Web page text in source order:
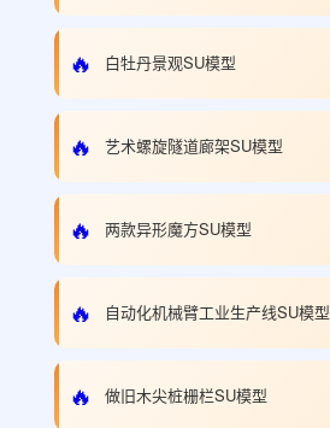
🔥 白牡丹景观SU模型
🔥 艺术螺旋隧道廊架SU模型
🔥 两款异形魔方SU模型
🔥 自动化机械臂工业生产线SU模型
🔥 做旧木尖桩栅栏SU模型